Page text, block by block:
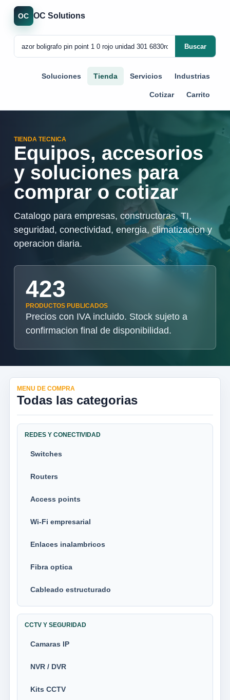
OC OC Solutions
Buscar
Soluciones Tienda Servicios Industrias
Cotizar Carrito
TIENDA TECNICA
Equipos, accesorios
y soluciones para
comprar o cotizar
Catalogo para empresas, constructoras, TI,
seguridad, conectividad, energia, climatizacion y
operacion diaria.
423
PRODUCTOS PUBLICADOS
Precios con IVA incluido. Stock sujeto a
confirmacion final de disponibilidad.
MENU DE COMPRA
Todas las categorias
REDES Y CONECTIVIDAD
Switches
Routers
Access points
Wi-Fi empresarial
Enlaces inalambricos
Fibra optica
Cableado estructurado
CCTV Y SEGURIDAD
Camaras IP
NVR / DVR
Kits CCTV